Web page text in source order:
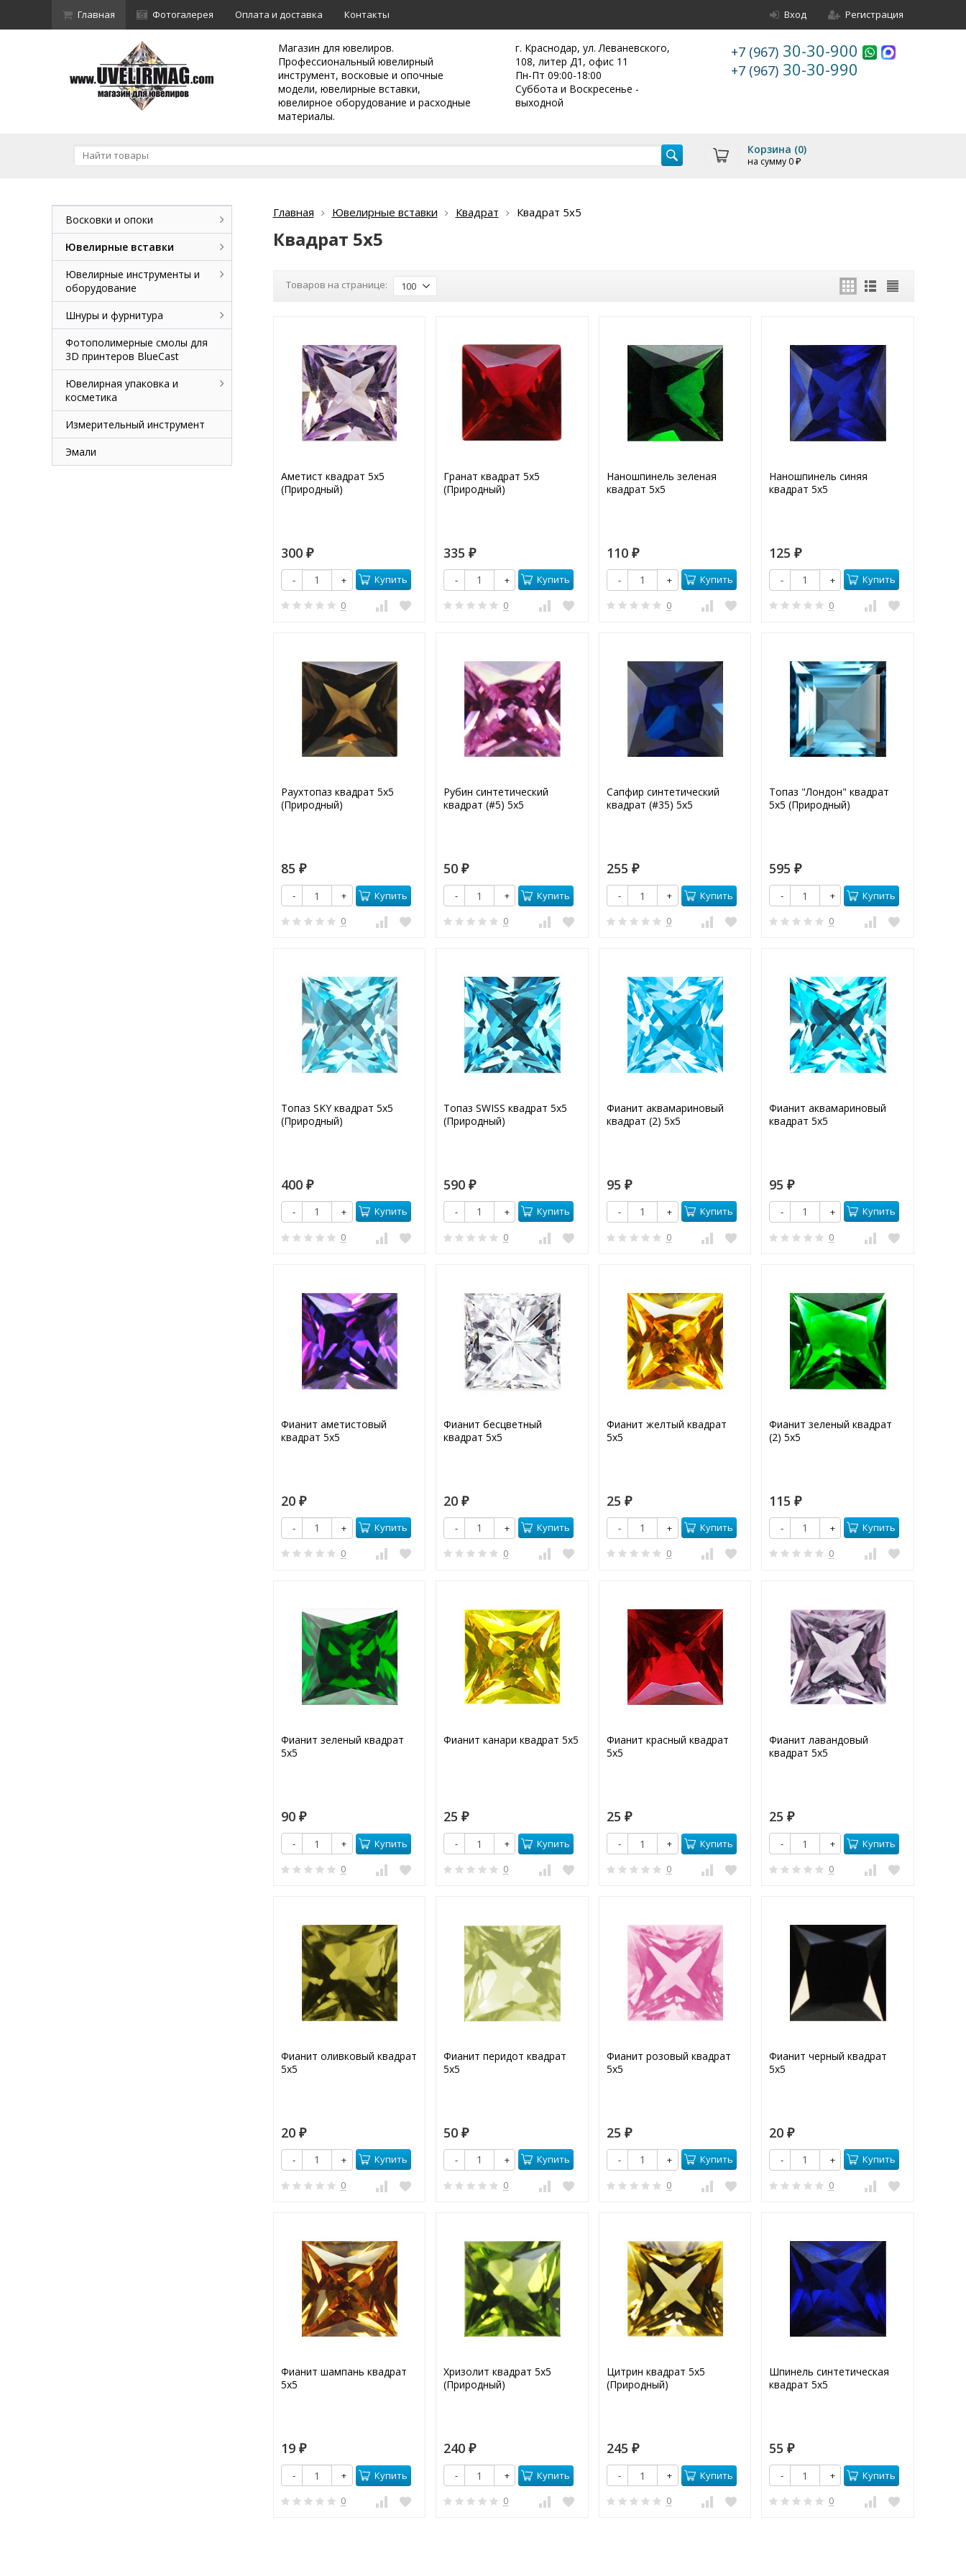
Главная Фотогалерея Оплата и доставка Контакты Вход Регистрация
Магазин для ювелиров.
Профессиональный ювелирный
инструмент, восковые и опочные
модели, ювелирные вставки,
ювелирное оборудование и расходные
материалы.
г. Краснодар, ул. Леваневского,
108, литер Д1, офис 11
Пн-Пт 09:00-18:00
Суббота и Воскресенье -
выходной
+7 (967) 30-30-900
+7 (967) 30-30-990
Корзина (0)
на сумму 0 ₽
Главная Ювелирные вставки Квадрат Квадрат 5х5
Квадрат 5х5
Товаров на странице: 100
Аметист квадрат 5х5
(Природный)
300 ₽
- + Купить
0
Гранат квадрат 5х5
(Природный)
335₽
- + Купить
0
Наношпинель зеленая
квадрат 5х5
110 ₽
- + Купить
0
Наношпинель синяя
квадрат 5х5
125₽
- + Купить
0
Раухтопаз квадрат 5х5
(Природный)
85 ₽
- + Купить
0
Рубин синтетический
квадрат (#5) 5х5
50₽
- + Купить
0
Сапфир синтетический
квадрат (#35) 5х5
255 ₽
- + Купить
0
Топаз "Лондон" квадрат
5х5 (Природный)
595₽
- + Купить
0
Топаз SKY квадрат 5х5
(Природный)
400 ₽
- + Купить
0
Топаз SWISS квадрат 5х5
(Природный)
590₽
- + Купить
0
Фианит аквамариновый
квадрат (2) 5х5
95 ₽
- + Купить
0
Фианит аквамариновый
квадрат 5х5
95₽
- + Купить
0
Фианит аметистовый
квадрат 5х5
20 ₽
- + Купить
0
Фианит бесцветный
квадрат 5х5
20₽
- + Купить
0
Фианит желтый квадрат
5х5
25 ₽
- + Купить
0
Фианит зеленый квадрат
(2) 5х5
115₽
- + Купить
0
Фианит зеленый квадрат
5х5
90 ₽
- + Купить
0
Фианит канари квадрат 5х5
25₽
- + Купить
0
Фианит красный квадрат
5х5
25 ₽
- + Купить
0
Фианит лавандовый
квадрат 5х5
25₽
- + Купить
0
Фианит оливковый квадрат
5х5
20 ₽
- + Купить
0
Фианит перидот квадрат
5х5
50₽
- + Купить
0
Фианит розовый квадрат
5х5
25 ₽
- + Купить
0
Фианит черный квадрат
5х5
20₽
- + Купить
0
Фианит шампань квадрат
5х5
19 ₽
- + Купить
0
Хризолит квадрат 5х5
(Природный)
240₽
- + Купить
0
Цитрин квадрат 5х5
(Природный)
245 ₽
- + Купить
0
Шпинель синтетическая
квадрат 5х5
55₽
- + Купить
0
Восковки и опоки
Ювелирные вставки
Ювелирные инструменты и
оборудование
Шнуры и фурнитура
Фотополимерные смолы для
3D принтеров BlueCast
Ювелирная упаковка и
косметика
Измерительный инструмент
Эмали